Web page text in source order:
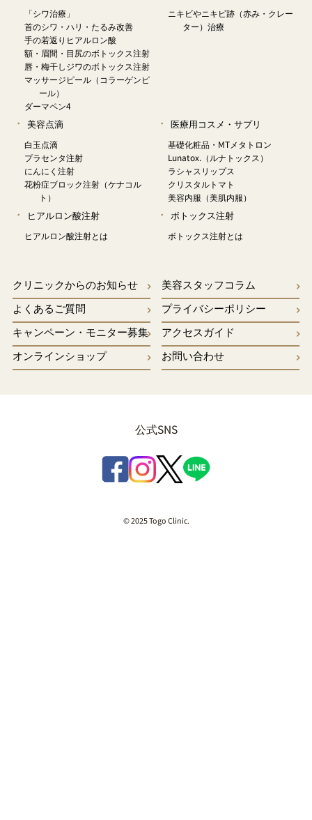
「シワ治療」
首のシワ・ハリ・たるみ改善
手の若返りヒアルロン酸
額・眉間・目尻のボトックス注射
唇・梅干しジワのボトックス注射
マッサージピール（コラーゲンピ
ール）
ダーマペン4
ニキビやニキビ跡（赤み・クレー
ター）治療
美容点滴
白玉点滴
プラセンタ注射
にんにく注射
花粉症ブロック注射（ケナコル
ト）
医療用コスメ・サプリ
基礎化粧品・MTメタトロン
Lunatox.（ルナトックス）
ラシャスリップス
クリスタルトマト
美容内服（美肌内服）
ヒアルロン酸注射
ヒアルロン酸注射とは
ボトックス注射
ボトックス注射とは
クリニックからのお知らせ
美容スタッフコラム
よくあるご質問
プライバシーポリシー
キャンペーン・モニター募集
アクセスガイド
オンラインショップ
お問い合わせ
公式SNS
© 2025 Togo Clinic.